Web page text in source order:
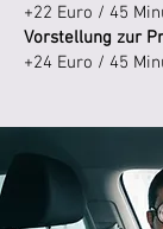
+22 Euro / 45
Vorstellung zur
+24 Euro / 45